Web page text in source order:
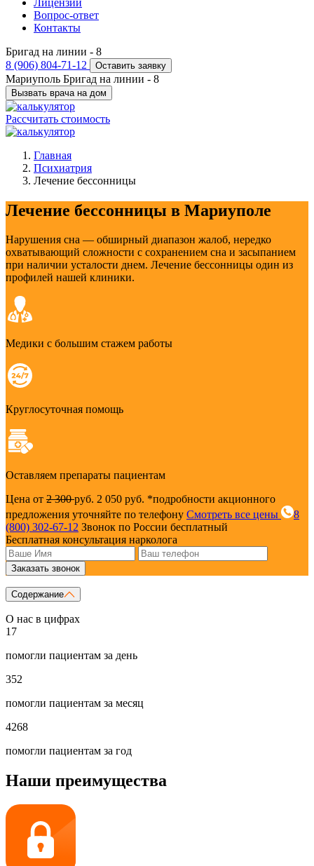
Вопрос-ответ
Контакты
Бригад на линии - 8
8 (906) 804-71-12
Оставить заявку
Мариуполь Бригад на линии - 8
Вызвать врача на дом
Рассчитать стоимость
Главная
Психиатрия
Лечение бессонницы
Лечение бессонницы в Мариуполе
Нарушения сна — обширный диапазон жалоб, нередко
охватывающий сложности с сохранением сна и засыпанием
при наличии усталости днем. Лечение бессонницы один из
профилей нашей клиники.
Медики с большим стажем работы
Круглосуточная помощь
Оставляем препараты пациентам
Цена от 2 300руб. 2 050 руб. *подробности акционного
предложения уточняйте по телефону Смотреть все цены
8
(800) 302-67-12 Звонок по России бесплатный
Бесплатная консультация нарколога
Заказать звонок
Содержание
О нас в цифрах
17
помогли пациентам за день
352
помогли пациентам за месяц
4268
помогли пациентам за год
Наши преимущества